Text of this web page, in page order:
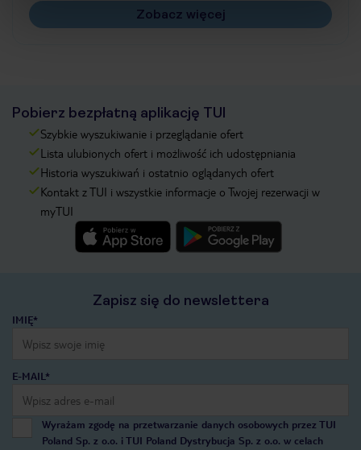
Zobacz więcej
Pobierz bezpłatną aplikację TUI
Szybkie wyszukiwanie i przeglądanie ofert
Lista ulubionych ofert i możliwość ich udostępniania
Historia wyszukiwań i ostatnio oglądanych ofert
Kontakt z TUI i wszystkie informacje o Twojej rezerwacji w
myTUI
Zapisz się do newslettera
IMIĘ*
E-MAIL*
Wyrażam zgodę na przetwarzanie danych osobowych przez TUI
Poland Sp. z o.o. i TUI Poland Dystrybucja Sp. z o.o. w celach